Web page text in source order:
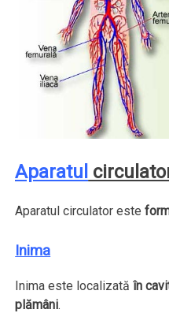
Aparatul
Aparatul circulator este
Inima
Inima este localizatăîn
plămâni.